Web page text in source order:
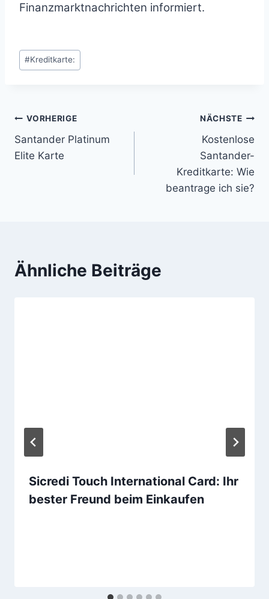
Finanzmarktnachrichten informiert.
#Kreditkarte:
VORHERIGE
Santander Platinum
Elite Karte
NÄCHSTE
Kostenlose
Santander-
Kreditkarte: Wie
beantrage ich sie?
Ähnliche Beiträge
Sicredi Touch International Card: Ihr
bester Freund beim Einkaufen